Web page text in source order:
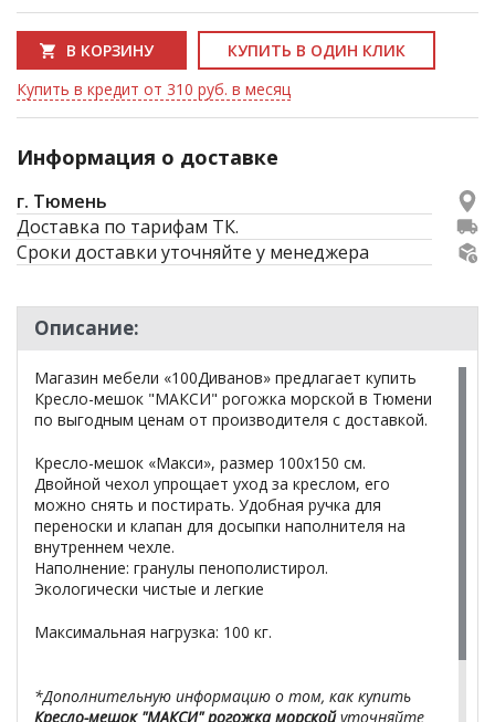
В КОРЗИНУ
КУПИТЬ В ОДИН КЛИК
Купить в кредит от 310 руб. в месяц
Информация о доставке
г. Тюмень
Доставка по тарифам ТК.
Сроки доставки уточняйте у менеджера
Описание:
Магазин мебели «100Диванов» предлагает купить
Кресло-мешок "МАКСИ" рогожка морской в Тюмени
по выгодным ценам от производителя с доставкой.
Кресло-мешок «Макси», размер 100x150 см.
Двойной чехол упрощает уход за креслом, его
можно снять и постирать. Удобная ручка для
переноски и клапан для досыпки наполнителя на
внутреннем чехле.
Наполнение: гранулы пенополистирол.
Экологически чистые и легкие
Maксимальная нагрузка: 100 кг.
*Дополнительную информацию о том, как купить
Кресло-мешок "МАКСИ" рогожка морскойуточняйте